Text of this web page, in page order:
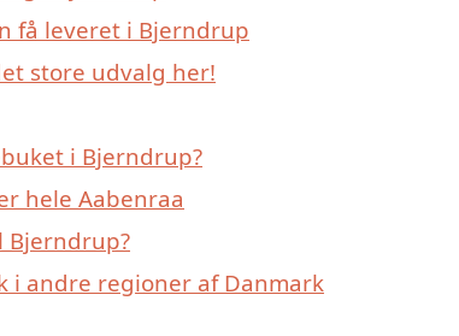
få leveret i Bjerndrup
store udvalg her!
i Bjerndrup?
hele Aabenraa
Bjerndrup?
i andre regioner af Danmark